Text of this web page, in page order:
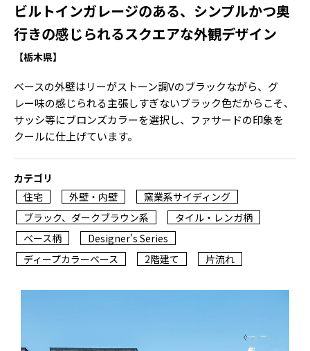
ビルトインガレージのある、シンプルかつ奥
行きの感じられるスクエアな外観デザイン
【栃木県】
ベースの外壁はリーがストーン調Vのブラックながら、グ
レー味の感じられる主張しすぎないブラック色だからこそ、
サッシ等にブロンズカラーを選択し、ファサードの印象を
クールに仕上げています。
カテゴリ
住宅
外壁・内壁
窯業系サイディング
ブラック、ダークブラウン系
タイル・レンガ柄
ベース柄
Designer's Series
ディープカラーベース
2階建て 片流れ